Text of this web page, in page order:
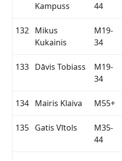
Kampuss
44
132 Mikus
Kukainis
M19-
34
133 Dāvis Tobiass
M19-
34
134 Mairis Klaiva M55+
135 Gatis Vītols
M35-
44